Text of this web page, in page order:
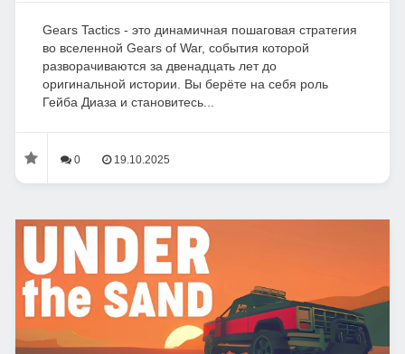
Gears Tactics - это динамичная пошаговая стратегия
во вселенной Gears of War, события которой
разворачиваются за двенадцать лет до
оригинальной истории. Вы берёте на себя роль
Гейба Диаза и становитесь...
0 19.10.2025